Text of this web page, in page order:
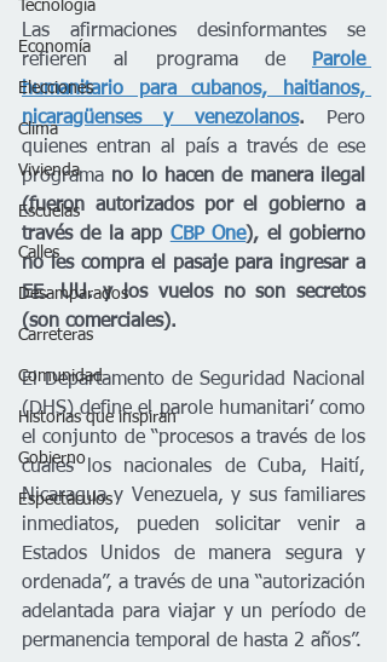
Tecnología
Economía
Elecciones
Clima
Vivienda
Escuelas
Calles
Desamparados
Carreteras
Comunidad
Historias que inspiran
Gobierno
Espectáculos
Las afirmaciones desinformantes se
refieren al programa de
Parole
humanitario para cubanos, haitianos,
nicaragüenses y venezolanos.
Pero
quienes entran al país a través de ese
programa no lo hacen de manera ilegal
(fueron autorizados por el gobierno a
través de la app CBP One), el gobierno
no les compra el pasaje para ingresar a
EE. UU. y los vuelos no son secretos
(son comerciales).
El Departamento de Seguridad Nacional
(DHS) define el parole humanitari’ como
el conjunto de “procesos a través de los
cuales los nacionales de Cuba, Haití,
Nicaragua y Venezuela, y sus familiares
inmediatos, pueden solicitar venir a
Estados Unidos de manera segura y
ordenada”, a través de una “autorización
adelantada para viajar y un período de
permanencia temporal de hasta 2 años”.